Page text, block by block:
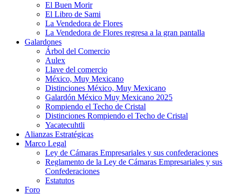
El Buen Morir
El Libro de Sami
La Vendedora de Flores
La Vendedora de Flores regresa a la gran pantalla
Galardones
Árbol del Comercio
Aulex
Llave del comercio
México, Muy Mexicano
Distinciones México, Muy Mexicano
Galardón México Muy Mexicano 2025
Rompiendo el Techo de Cristal
Distinciones Rompiendo el Techo de Cristal
Yacatecuhtli
Alianzas Estratégicas
Marco Legal
Ley de Cámaras Empresariales y sus confederaciones
Reglamento de la Ley de Cámaras Empresariales y sus
Confederaciones
Estatutos
Foro